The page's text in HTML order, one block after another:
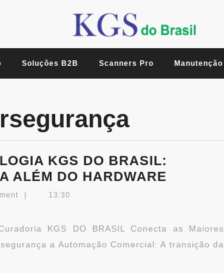
Soluções B2B Scanners Pro Manutenção
KGS DO BRASIL:
ALÉM DO HARDWARE
KGS
DO
BRASIL:
13:30
KGS DO BRASIL Conecta as Maiores
a Automação Comercial: A transição da